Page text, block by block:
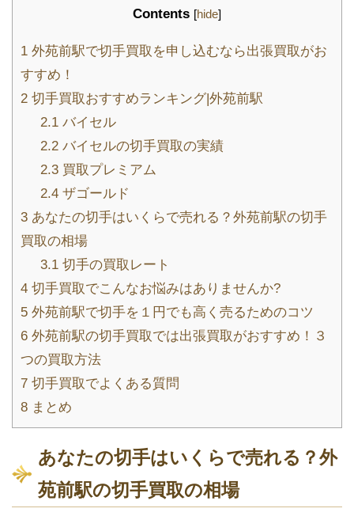
Contents [hide]
1 外苑前駅で切手買取を申し込むなら出張買取がお
すすめ！
2 切手買取おすすめランキング|外苑前駅
2.1 バイセル
2.2 バイセルの切手買取の実績
2.3 買取プレミアム
2.4 ザゴールド
3 あなたの切手はいくらで売れる？外苑前駅の切手
買取の相場
3.1 切手の買取レート
4 切手買取でこんなお悩みはありませんか?
5 外苑前駅で切手を１円でも高く売るためのコツ
6 外苑前駅の切手買取では出張買取がおすすめ！３
つの買取方法
7 切手買取でよくある質問
8 まとめ
あなたの切手はいくらで売れる？外
苑前駅の切手買取の相場